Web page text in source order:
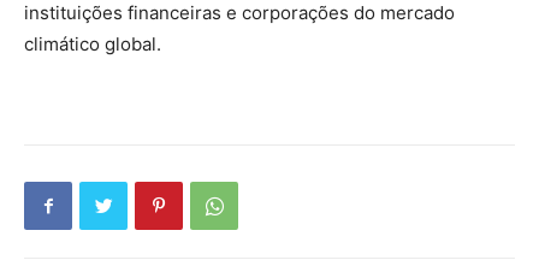
instituições financeiras e corporações do mercado
climático global.